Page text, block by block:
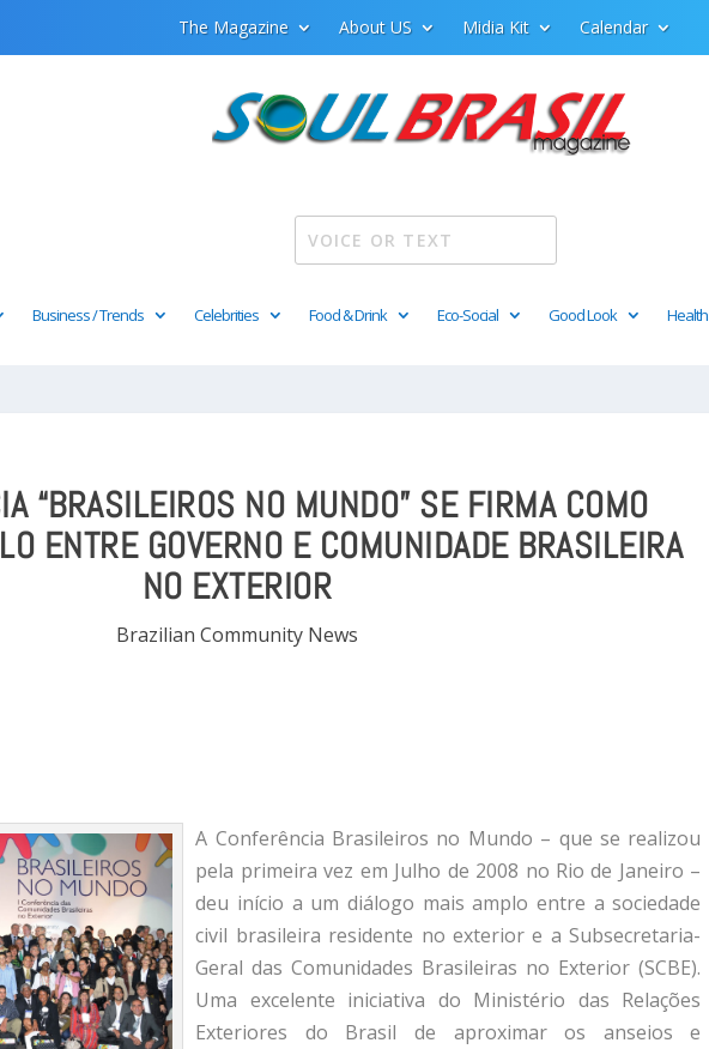
The Magazine About US Midia Kit Calendar
Business / Trends Celebrities Food & Drink Eco-Social Good Look Health
“BRASILEIROS NO MUNDO” SE FIRMA COMO
ENTRE GOVERNO E COMUNIDADE BRASILEIRA
NO EXTERIOR
Brazilian Community News
A Conferência Brasileiros no Mundo – que se realizou
pela primeira vez em Julho de 2008 no Rio de Janeiro –
deu início a um diálogo mais amplo entre a sociedade
civil brasileira residente no exterior e a Subsecretaria-
Geral das Comunidades Brasileiras no Exterior (SCBE).
Uma excelente iniciativa do Ministério das Relações
Exteriores do Brasil de aproximar os anseios e